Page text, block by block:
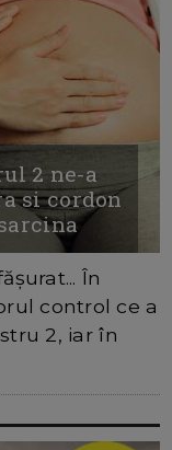
2 ne-a
si cordon
În
control ce a
2, iar în